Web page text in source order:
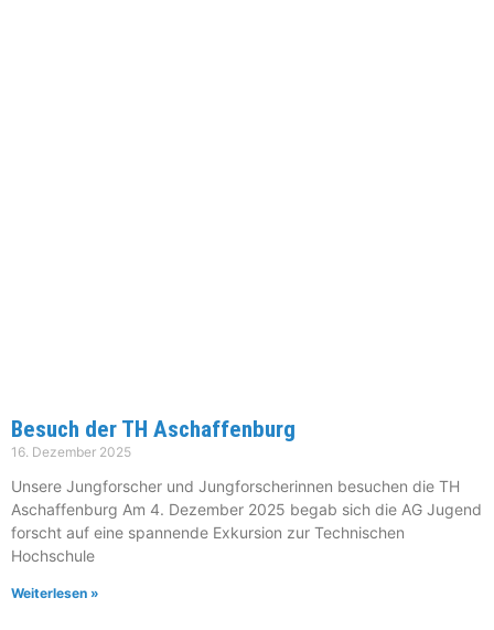
Besuch der TH Aschaffenburg
16. Dezember 2025
Unsere Jungforscher und Jungforscherinnen besuchen die TH
Aschaffenburg Am 4. Dezember 2025 begab sich die AG Jugend
forscht auf eine spannende Exkursion zur Technischen
Hochschule
Weiterlesen »